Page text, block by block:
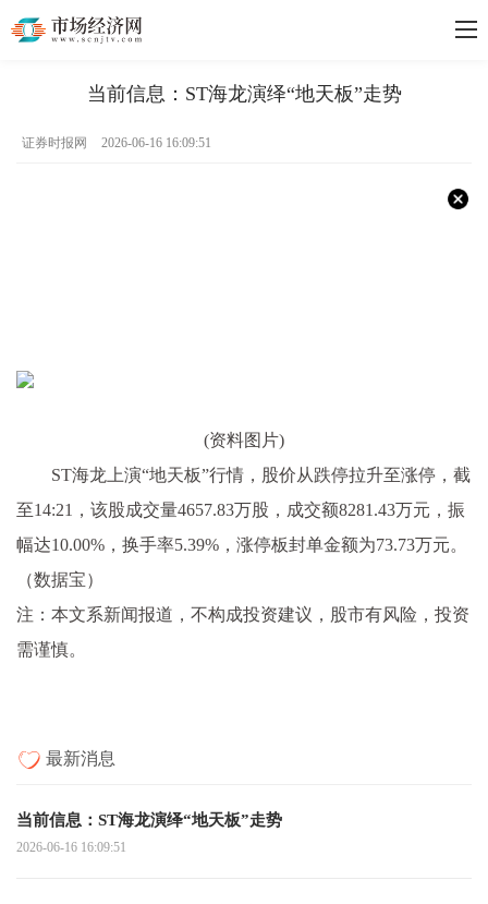
当前信息：ST海龙演绎“地天板”走势
证券时报网 2026-06-16 16:09:51
(资料图片)
ST海龙上演“地天板”行情，股价从跌停拉升至涨停，截
至14:21，该股成交量4657.83万股，成交额8281.43万元，振
幅达10.00%，换手率5.39%，涨停板封单金额为73.73万元。
（数据宝）
注：本文系新闻报道，不构成投资建议，股市有风险，投资
需谨慎。
最新消息
当前信息：ST海龙演绎“地天板”走势
2026-06-16 16:09:51